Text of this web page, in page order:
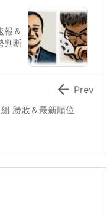
報＆
判断
勝敗＆最新順位
 Prev